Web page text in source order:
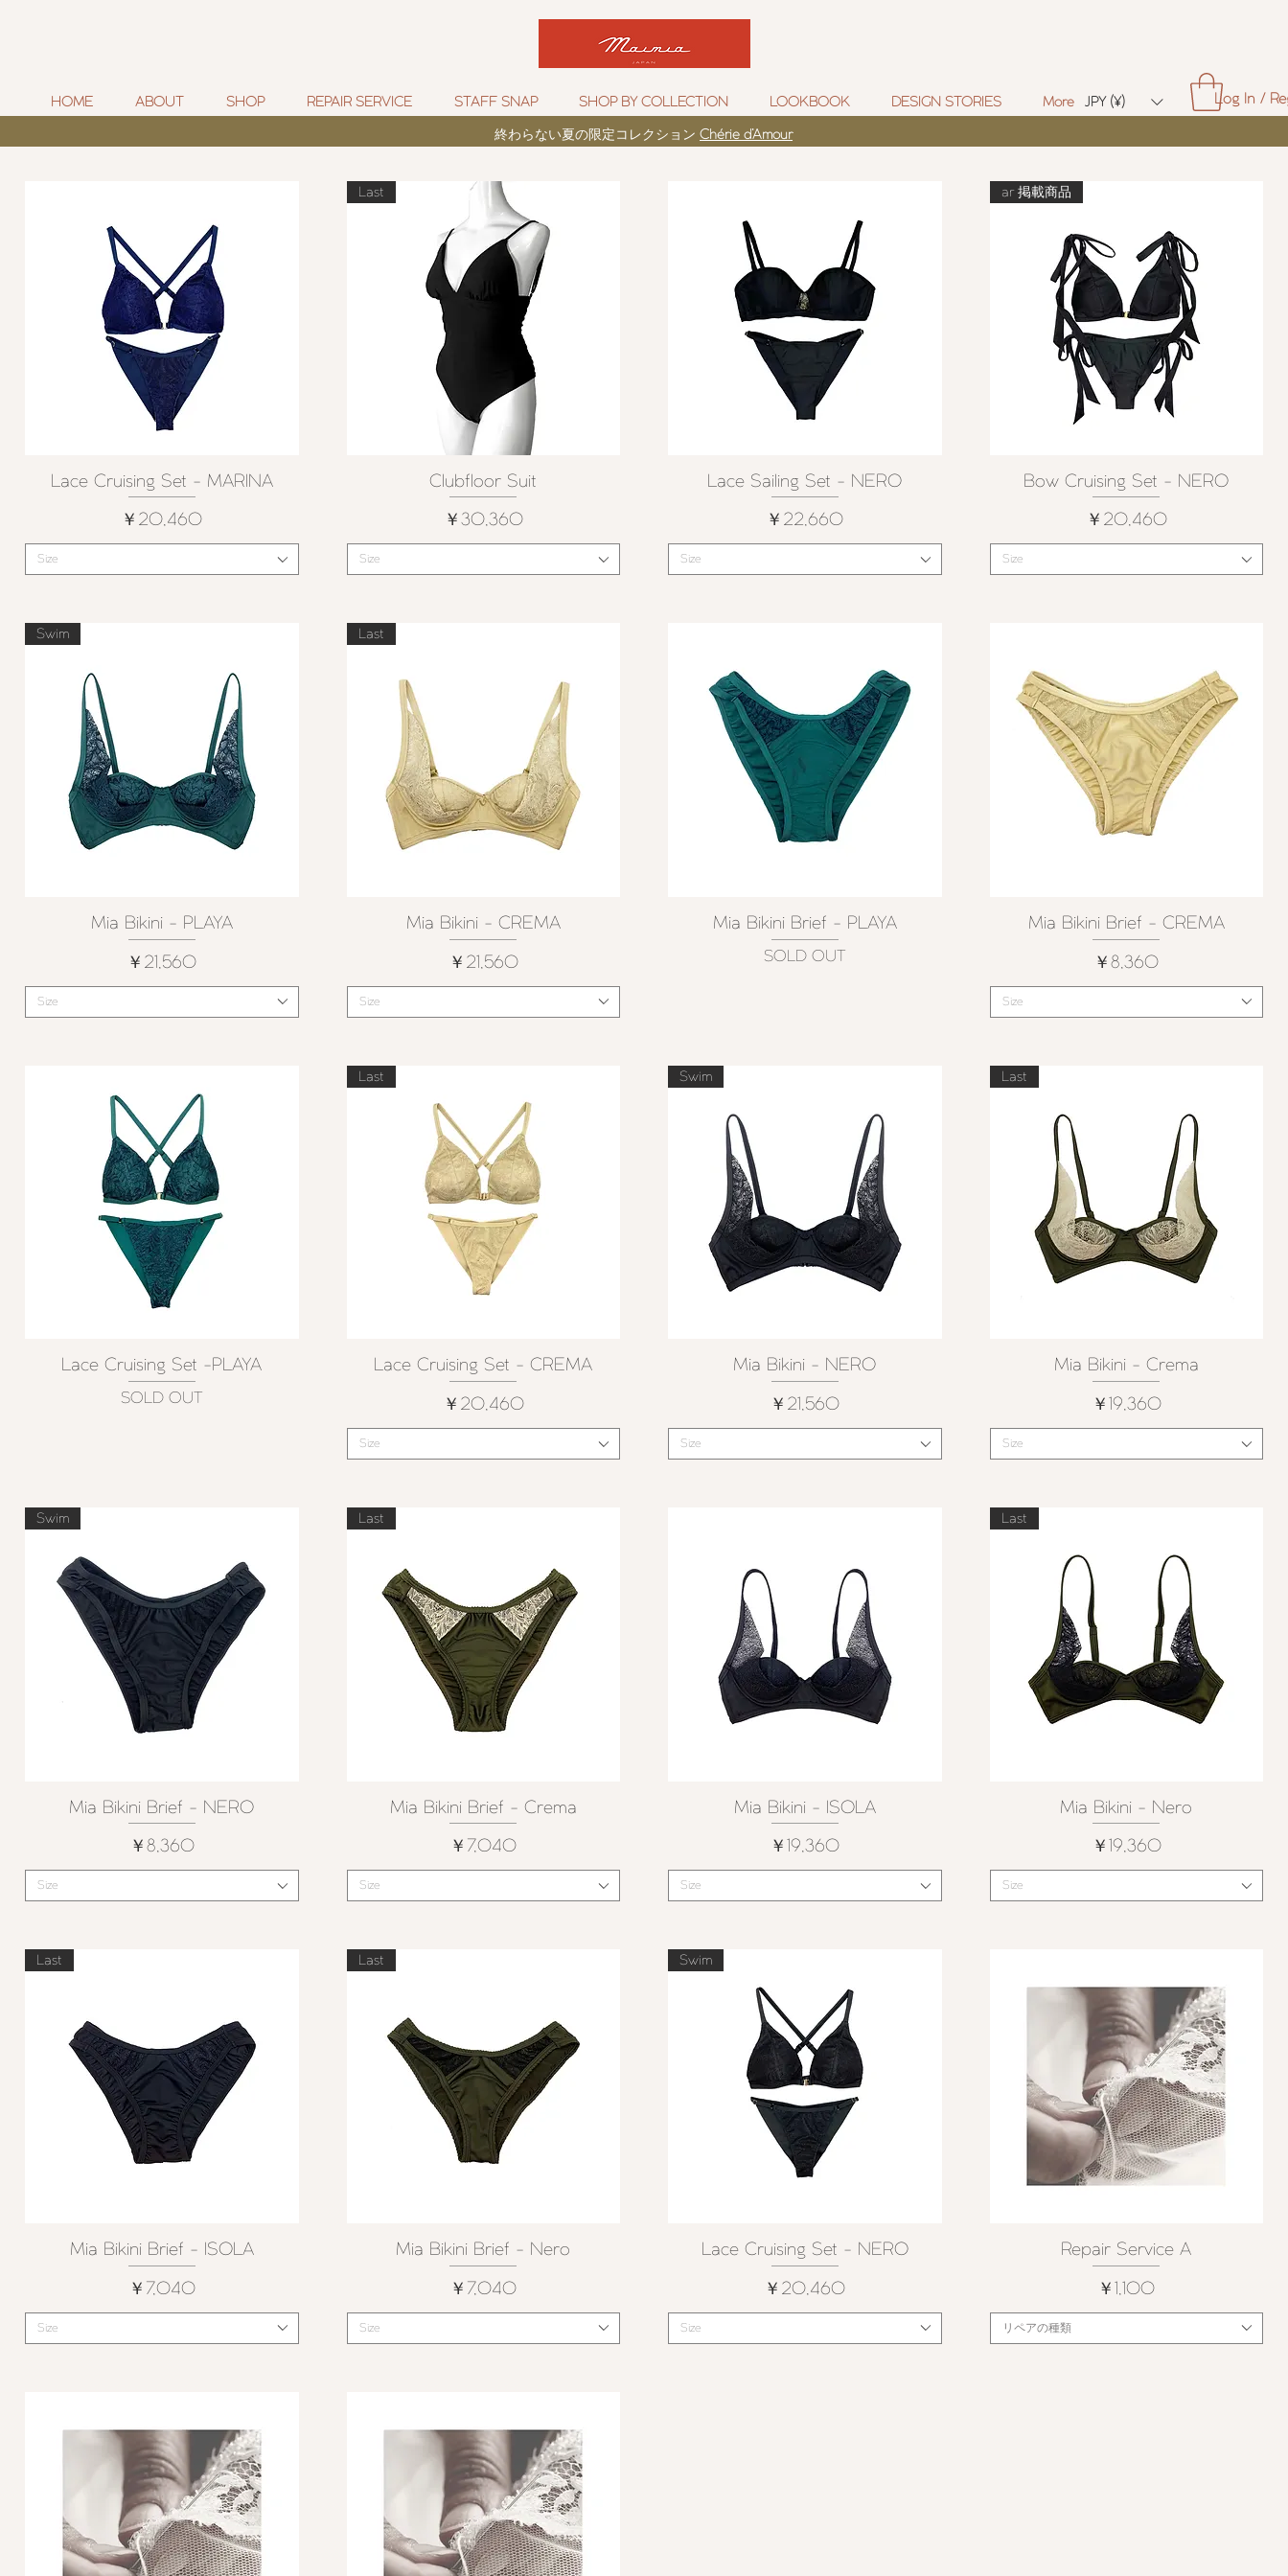
HOME ABOUT SHOP REPAIR SERVICE STAFF SNAP SHOP BY COLLECTION LOOKBOOK DESIGN STORIES More JPY (¥) Log In /
クイックビュー
Lace Cruising Set - MARINA
価格
￥20,460
Size
クイックビュー
Last
Clubfloor Suit
価格
￥30,360
Size
クイックビュー
Lace Sailing Set - NERO
価格
￥22,660
Size
クイックビュー
ar 掲載商品
Bow Cruising Set - NERO
価格
￥20,460
Size
クイックビュー
Swim
Mia Bikini - PLAYA
価格
￥21,560
Size
クイックビュー
Last
Mia Bikini - CREMA
価格
￥21,560
Size
クイックビュー
Mia Bikini Brief - PLAYA
SOLD OUT
クイックビュー
Mia Bikini Brief - CREMA
価格
￥8,360
Size
クイックビュー
Lace Cruising Set -PLAYA
SOLD OUT
クイックビュー
Last
Lace Cruising Set - CREMA
価格
￥20,460
Size
クイックビュー
Swim
Mia Bikini - NERO
価格
￥21,560
Size
クイックビュー
Last
Mia Bikini - Crema
価格
￥19,360
Size
クイックビュー
Swim
Mia Bikini Brief - NERO
価格
￥8,360
Size
クイックビュー
Last
Mia Bikini Brief - Crema
価格
￥7,040
Size
クイックビュー
Mia Bikini - ISOLA
価格
￥19,360
Size
クイックビュー
Last
Mia Bikini - Nero
価格
￥19,360
Size
クイックビュー
Last
Mia Bikini Brief - ISOLA
価格
￥7,040
Size
クイックビュー
Last
Mia Bikini Brief - Nero
価格
￥7,040
Size
クイックビュー
Swim
Lace Cruising Set - NERO
価格
￥20,460
Size
クイックビュー
Repair Service A
価格
￥1,100
リペアの種類
​終わらない夏の限定コレクション Chérie d’Amour